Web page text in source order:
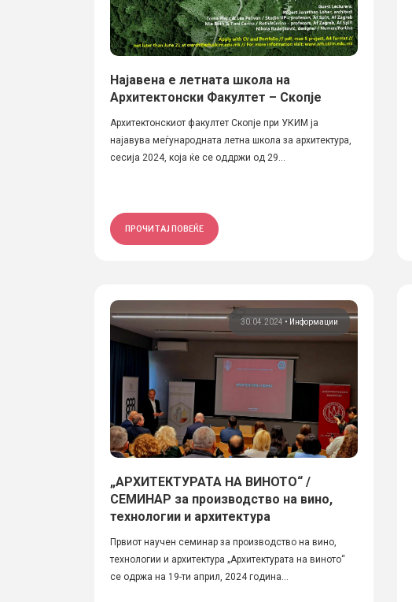
Најавена е летната школа на
Архитектонски Факултет – Скопје
Архитектонскиот факултет Скопје при УКИМ ја
најавува меѓународната летна школа за архитектура,
сесија 2024, која ќе се оддржи од 29...
ПРОЧИТАЈ ПОВЕЌЕ
30.04.2024 • Информации
„АРХИТЕКТУРАТА НА ВИНОТО“ /
СЕМИНАР за производство на вино,
технологии и архитектура
Првиот научен семинар за производство на вино,
технологии и архитектура „Архитектурата на виното“
се одржа на 19-ти април, 2024 година...